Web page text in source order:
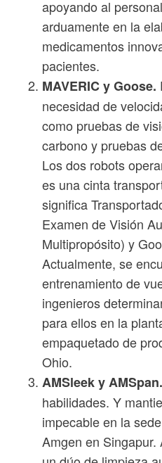
apoyando al
arduamente en la
medicamentos
pacientes.
MAVERIC y Goose.
necesidad de
como pruebas de
carbono y pruebas
Los dos robots
es una cinta
significa
Examen de Visión
Multipropósito) y
Actualmente, se
entrenamiento de
ingenieros
para ellos en la
empaquetado de
Ohio.
AMSleek y AMSpan.
habilidades. Y
impecable en la
Amgen en